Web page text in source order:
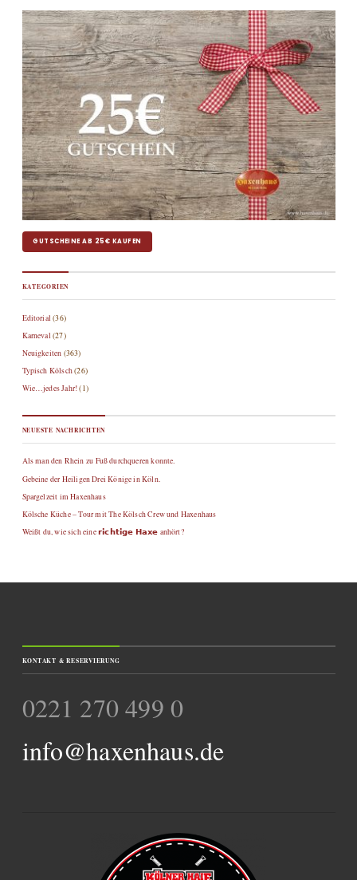
GUTSCHEINE AB 25€ KAUFEN
KATEGORIEN
Editorial (36)
Karneval (27)
Neuigkeiten (363)
Typisch Kölsch(26)
Wie…jedes Jahr!(1)
NEUESTE NACHRICHTEN
Als man den Rhein zu Fuß durchqueren konnte.
Gebeine der Heiligen Drei Könige in Köln.
Spargelzeit im Haxenhaus
Kölsche Küche – Tour mit The Kölsch Crew und Haxenhaus
Weißt du, wie sich eine 𝗿𝗶𝗰𝗵𝘁𝗶𝗴𝗲 𝗛𝗮𝘅𝗲 anhört?
KONTAKT & RESERVIERUNG
0221 270 499 0
info@haxenhaus.de